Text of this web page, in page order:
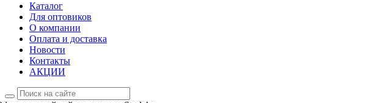
Каталог
Для оптовиков
О компании
Оплата и доставка
Новости
Контакты
АКЦИИ